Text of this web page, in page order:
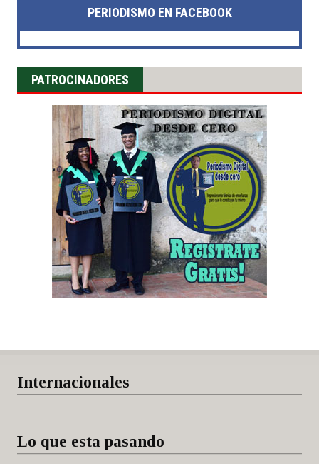
PERIODISMO EN FACEBOOK
PATROCINADORES
Internacionales
Lo que esta pasando